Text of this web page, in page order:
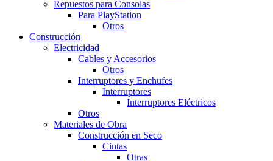
Repuestos para Consolas
Para PlayStation
Otros
Construcción
Electricidad
Cables y Accesorios
Otros
Interruptores y Enchufes
Interruptores
Interruptores Eléctricos
Otros
Materiales de Obra
Construcción en Seco
Cintas
Otras